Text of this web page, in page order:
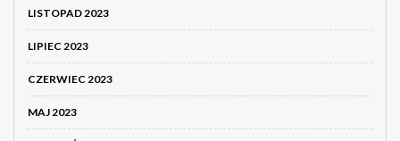
LISTOPAD 2023
LIPIEC 2023
CZERWIEC 2023
MAJ 2023